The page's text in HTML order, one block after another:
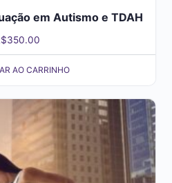
em Autismo e TDAH
350.00
AO CARRINHO